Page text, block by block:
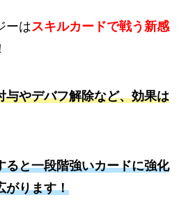
ーはスキルカードで戦う新感
与やデバフ解除など、効果は
ると一段階強いカードに強化
がります！